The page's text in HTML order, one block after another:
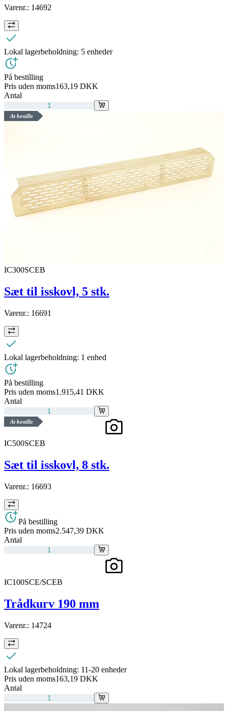
Varenr.: 14692
Lokal lagerbeholdning: 5 enheder
På bestilling
Pris uden moms163,19 DKK
Antal
At bestille
IC300SCEB
Sæt til isskovl, 5 stk.
Varenr.: 16691
Lokal lagerbeholdning: 1 enhed
På bestilling
Pris uden moms1.915,41 DKK
Antal
At bestille
IC500SCEB
Sæt til isskovl, 8 stk.
Varenr.: 16693
På bestilling
Pris uden moms2.547,39 DKK
Antal
IC100SCE/SCEB
Trådkurv 190 mm
Varenr.: 14724
Lokal lagerbeholdning: 11-20 enheder
Pris uden moms163,19 DKK
Antal